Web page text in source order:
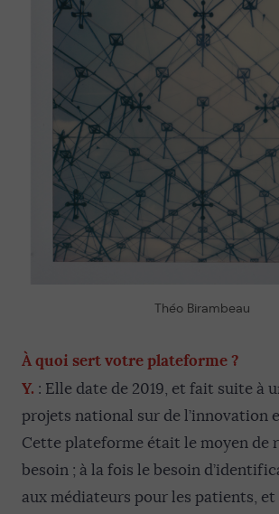
Théo Birambeau
À quoi sert votre plateforme ?
Y. : Elle date de 2019, et fait suite à
projets national sur de l’innovation
Cette plateforme était le moyen de
besoin ; à la fois le besoin
aux médiateurs pour les patients, et